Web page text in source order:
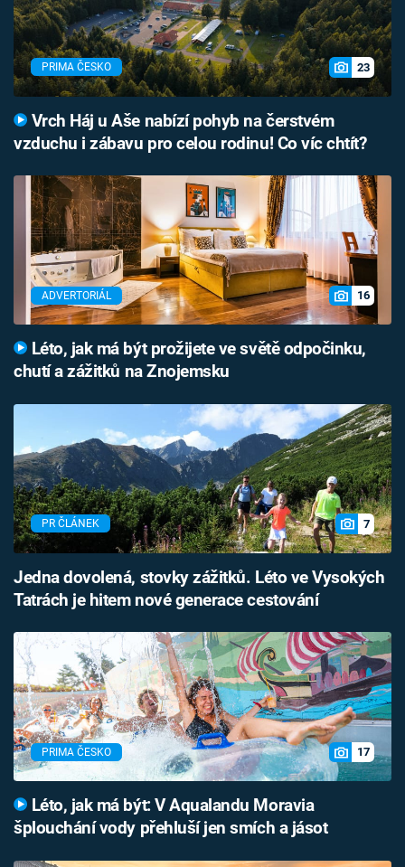
PRIMA ČESKO 23
Vrch Háj u Aše nabízí pohyb na čerstvém
vzduchu i zábavu pro celou rodinu! Co víc chtít?
ADVERTORIÁL 16
Léto, jak má být prožijete ve světě odpočinku,
chutí a zážitků na Znojemsku
PR ČLÁNEK 7
Jedna dovolená, stovky zážitků. Léto ve Vysokých
Tatrách je hitem nové generace cestování
PRIMA ČESKO 17
Léto, jak má být: V Aqualandu Moravia
šplouchání vody přehluší jen smích a jásot